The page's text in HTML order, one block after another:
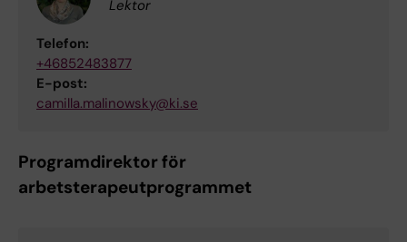
Lektor
Telefon:
+46852483877
E-post:
camilla.malinowsky@ki.se
Programdirektor för
arbetsterapeutprogrammet